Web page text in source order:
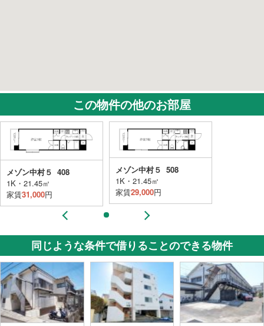
この物件の他のお部屋
メゾン中村５ 408
1K・21.45㎡
家賃31,000円
メゾン中村５ 508
1K・21.45㎡
家賃29,000円
同じような条件で借りることのできる物件